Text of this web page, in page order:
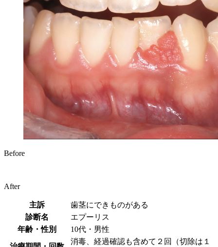
Before
After
主訴
歯茎にできものがある
診断名
エプーリス
年齢・性別
10代・男性
消毒、経過確認も含めて２回（切除は１